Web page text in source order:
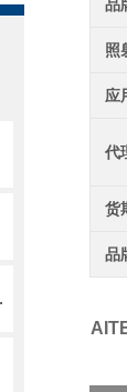
热卖
品
照
应
代
货
品